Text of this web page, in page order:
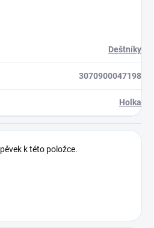
Deštníky
3070900047198
Holka
k této položce.